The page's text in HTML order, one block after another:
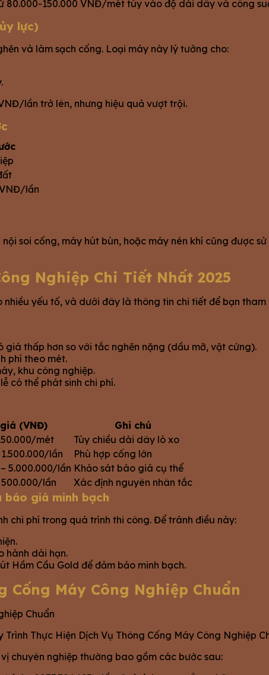
80.000-150.000 VNĐ/mét tùy vào độ dài dây và công
lực)
và làm sạch cống. Loại máy này lý tưởng cho:
lần trở lên, nhưng hiệu quả vượt trội.
lần
soi cống, máy hút bùn, hoặc máy nén khí cũng được
Nghiệp Chi Tiết Nhất 2025
yếu tố, và dưới đây là thông tin chi tiết để bạn tham
giá thấp hơn so với tắc nghẽn nặng (dầu mỡ, vật cứng).
phí theo mét.
khu công nghiệp.
có thể phát sinh chi phí.
(VNĐ)
Ghi chú
mét
Tùy chiều dài dây lò xo
lần
Phù hợp cống lớn
5.000.000/lần Khảo sát báo giá cụ thể
lần Xác định nguyên nhân tắc
báo giá minh bạch
chi phí trong quá trình thi công. Để tránh điều này:
hành dài hạn.
Hầm Cầu Gold để đảm bảo minh bạch.
Cống Máy Công Nghiệp Chuẩn
Trình Thực Hiện Dịch Vụ Thông Cống Máy Công Nghiệp
chuyên nghiệp thường bao gồm các bước sau: